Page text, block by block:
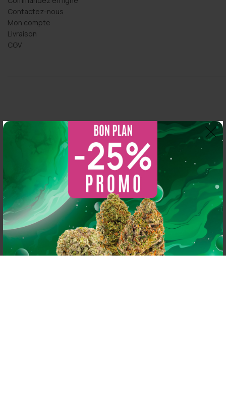
Contactez-nous
Mon compte
Livraison
CGV
So CBD
5.0
Basé sur 216 avis
powered byGoogle
Thomas Arper
2 years ago
Magasin au top, bonne variété et vendeur généreux
N'hésitez pas à y aller vous y trouverez de qualité